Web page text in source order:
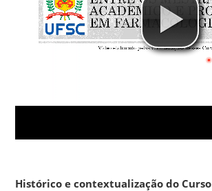
Histórico e contextualização do Curso